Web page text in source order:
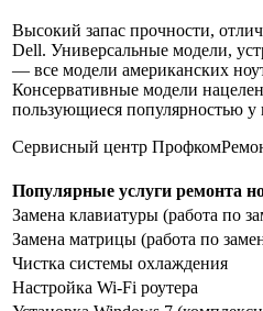
Высокий запас прочности,
Dell. Универсальные модели,
— все модели американских
Консервативные модели
пользующиеся популярностью
Сервисный центр
Популярные услуги ремонта
Замена клавиатуры (работа по
Замена матрицы (работа по
Чистка системы охлаждения
Настройка Wi-Fi роутера